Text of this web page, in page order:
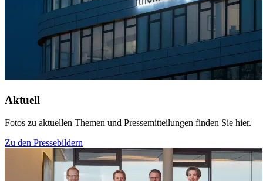
Aktuell
Fotos zu aktuellen Themen und Pressemitteilungen finden Sie hier.
Zu den Pressebildern